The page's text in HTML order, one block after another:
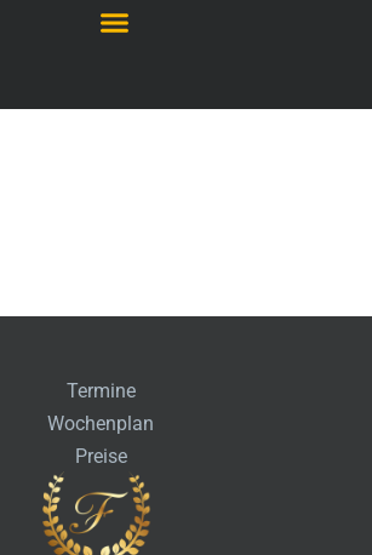
Termine
Wochenplan
Preise